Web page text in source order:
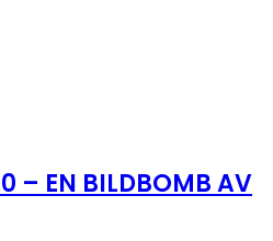
– EN BILDBOMB AV